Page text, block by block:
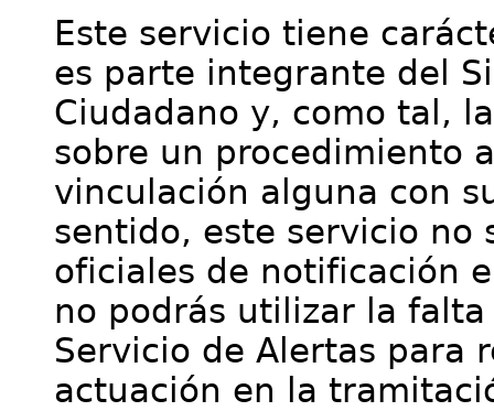
Este servicio tiene
es parte integrante del
Ciudadano y, como tal,
sobre un procedimiento
vinculación alguna con
sentido, este servicio no
oficiales de notificación
no podrás utilizar la
Servicio de Alertas para
actuación en la